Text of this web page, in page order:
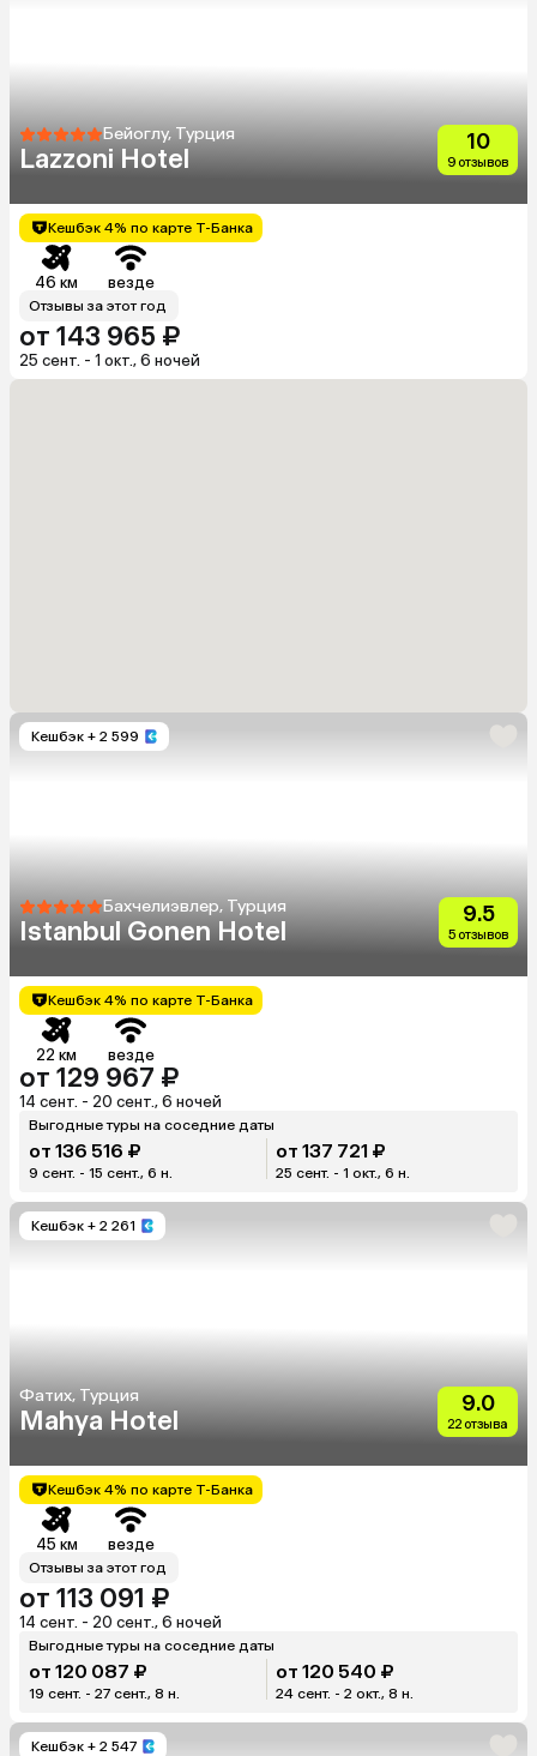
Бейоглу, Турция
Lazzoni Hotel
10
9 отзывов
Кешбэк 4% по карте Т-Банка
46 км везде
Отзывы за этот год
от 143 965 ₽
25 сент. - 1 окт., 6 ночей
Кешбэк + 2 599
Бахчелиэвлер, Турция
Istanbul Gonen Hotel
9.5
5 отзывов
Кешбэк 4% по карте Т-Банка
22 км везде
от 129 967 ₽
14 сент. - 20 сент., 6 ночей
Выгодные туры на соседние даты
от 136 516 ₽
9 сент. - 15 сент., 6 н.
от 137 721 ₽
25 сент. - 1 окт., 6 н.
Кешбэк + 2 261
Фатих, Турция
Mahya Hotel
9.0
22 отзыва
Кешбэк 4% по карте Т-Банка
45 км везде
Отзывы за этот год
от 113 091 ₽
14 сент. - 20 сент., 6 ночей
Выгодные туры на соседние даты
от 120 087 ₽
19 сент. - 27 сент., 8 н.
от 120 540 ₽
24 сент. - 2 окт., 8 н.
Кешбэк + 2 547